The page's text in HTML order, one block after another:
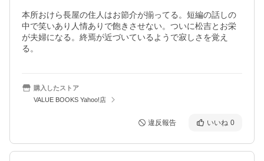
本所おけら長屋の住人はお節介が揃ってる。短編の話しの
中で笑いあり人情ありで飽きさせない。ついに松吉とお栄
が夫婦になる。終焉が近づいているようで寂しさを覚え
る。
購入したストア
VALUE BOOKS Yahoo!店
違反報告 いいね 0